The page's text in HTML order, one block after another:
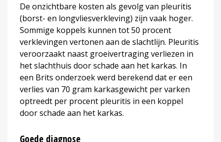
De onzichtbare kosten als gevolg van pleuritis
(borst- en longvliesverkleving) zijn vaak hoger.
Sommige koppels kunnen tot 50 procent
verklevingen vertonen aan de slachtlijn. Pleuritis
veroorzaakt naast groeivertraging verliezen in
het slachthuis door schade aan het karkas. In
een Brits onderzoek werd berekend dat er een
verlies van 70 gram karkasgewicht per varken
optreedt per procent pleuritis in een koppel
door schade aan het karkas.
Goede diagnose